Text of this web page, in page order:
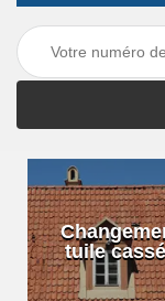
tuile